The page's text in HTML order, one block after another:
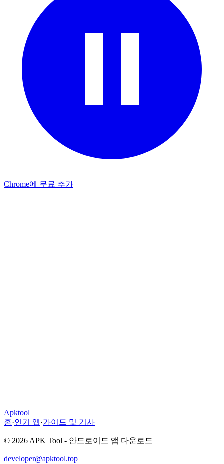
Chrome에 무료 추가
Apktool
홈·인기 앱·가이드 및 기사
© 2026 APK Tool - 안드로이드 앱 다운로드
developer@apktool.top